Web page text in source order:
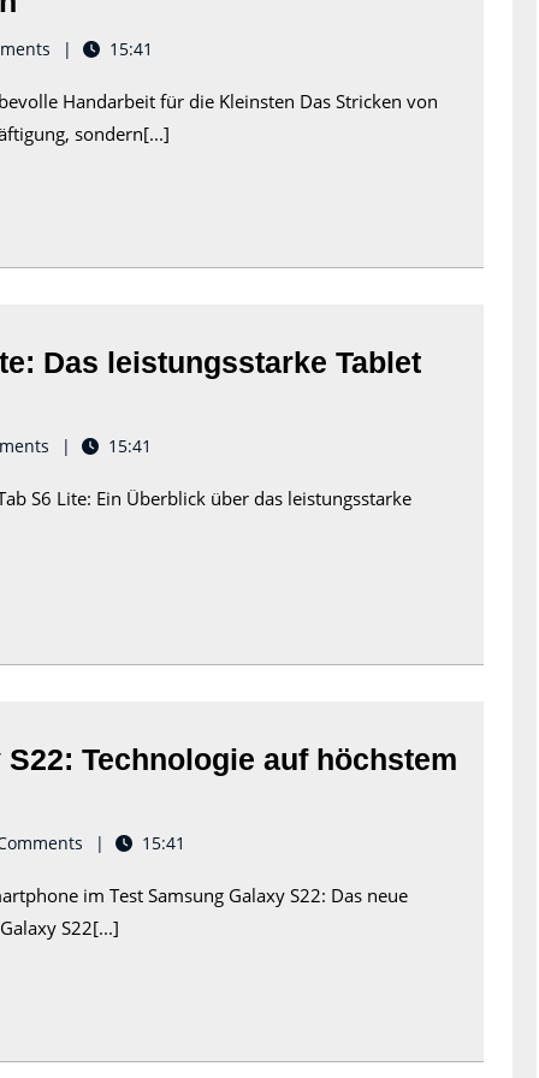
Anleitung
Babyschuhe
Stricken:
15:41
Handarbeit für die Kleinsten Das Stricken von
sondern[...]
Das leistungsstarke Tablet
15:41
S6 Lite: Ein Überblick über das leistungsstarke
Technologie auf höchstem
15:41
im Test Samsung Galaxy S22: Das neue
S22[...]